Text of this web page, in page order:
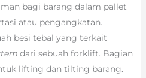
bagi barang dalam pallet
atau pengangkatan.
besi tebal yang terkait
dari sebuah forklift. Bagian
lifting dan tilting barang.